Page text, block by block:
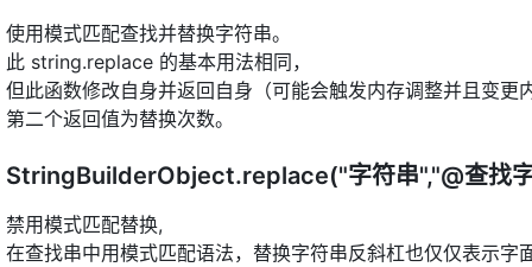
使用模式匹配查找并替换字符串。
此 string.replace 的基本用法相同，
但此函数修改自身并返回自身（可能会触发内存调整并且变更
第二个返回值为替换次数。
StringBuilderObject.replace("字符串","@查找
禁用模式匹配替换,
在查找串中用模式匹配语法，替换字符串反斜杠也仅仅表示字